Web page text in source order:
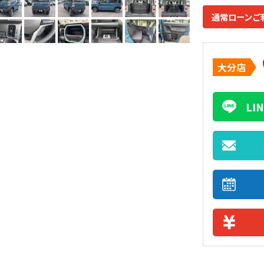
通常ローンご
大分店